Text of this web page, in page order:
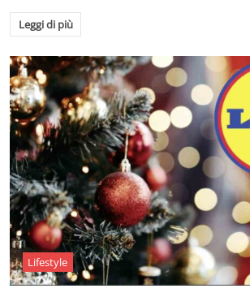
Leggi di più
Lifestyle